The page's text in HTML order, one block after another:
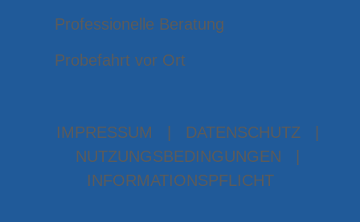
Professionelle Beratung
Probefahrt vor Ort
IMPRESSUM DATENSCHUTZ
NUTZUNGSBEDINGUNGEN
INFORMATIONSPFLICHT